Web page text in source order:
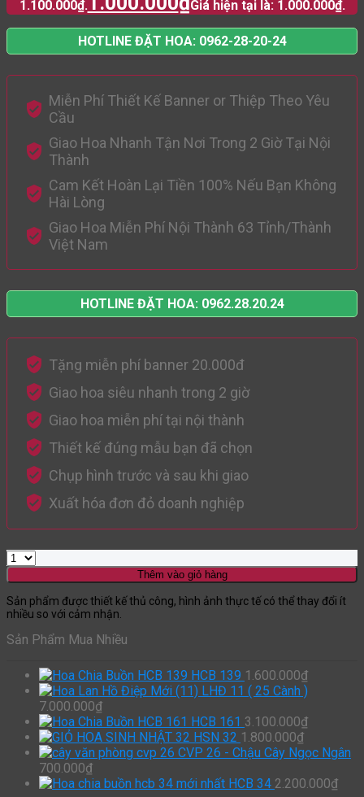
1.100.000₫.
Giá hiện tại là: 1.000.000₫.
HOTLINE ĐẶT HOA: 0962-28-20-24
Miễn Phí Thiết Kế Banner or Thiệp Theo Yêu
Cầu
Giao Hoa Nhanh Tận Nơi Trong 2 Giờ Tại Nội
Thành
Cam Kết Hoàn Lại Tiền 100% Nếu Bạn Không
Hài Lòng
Giao Hoa Miễn Phí Nội Thành 63 Tỉnh/Thành
Việt Nam
HOTLINE ĐẶT HOA: 0962.28.20.24
Tặng miễn phí banner 20.000đ
Giao hoa siêu nhanh trong 2 giờ
Giao hoa miễn phí tại nội thành
Thiết kế đúng mẫu bạn đã chọn
Chụp hình trước và sau khi giao
Xuất hóa đơn đỏ doanh nghiệp
Thêm vào giỏ hàng
Sản phẩm được thiết kế thủ công, hình ảnh thực tế có thể thay đổi ít
nhiều so với cảm nhận.
Sản Phẩm Mua Nhiều
HCB 139 1.600.000₫
LHĐ 11 ( 25 Cành )
7.000.000₫
HCB 161 3.100.000₫
HSN 32 1.800.000₫
CVP 26 - Chậu Cây Ngọc Ngân
700.000₫
HCB 34 2.200.000₫